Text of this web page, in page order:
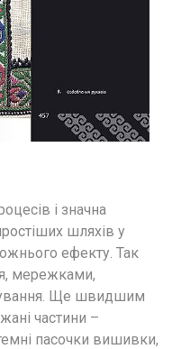
і значна
шляхів у
ефекту. Так
мережками,
Ще швидшим
частини –
пасочки вишивки,